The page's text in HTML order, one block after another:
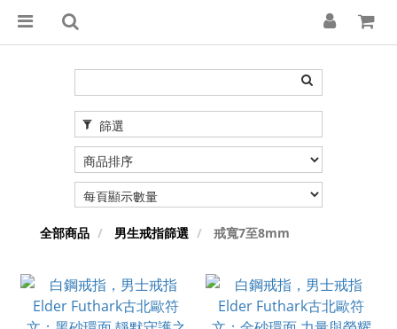
篩選
全部商品 男生戒指篩選 戒寬7至8mm